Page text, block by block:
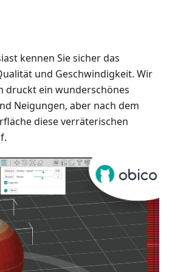
kennen Sie sicher das
und Geschwindigkeit. Wir
druckt ein wunderschönes
Neigungen, aber nach dem
diese verräterischen